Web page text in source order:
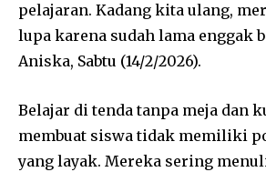
pelajaran. Kadang kita ulang,
lupa karena sudah lama enggak
Aniska, Sabtu (14/2/2026).
Belajar di tenda tanpa meja dan
membuat siswa tidak memiliki
yang layak. Mereka sering